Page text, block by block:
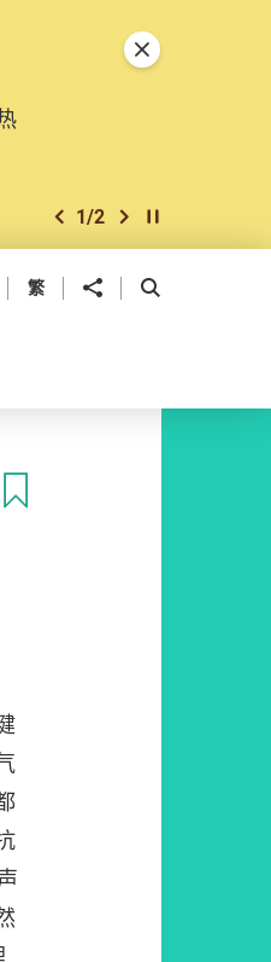
上一个
1/2 下一个开始/暂停幻灯
关闭特別通告
繁 分享到 开启搜寻框